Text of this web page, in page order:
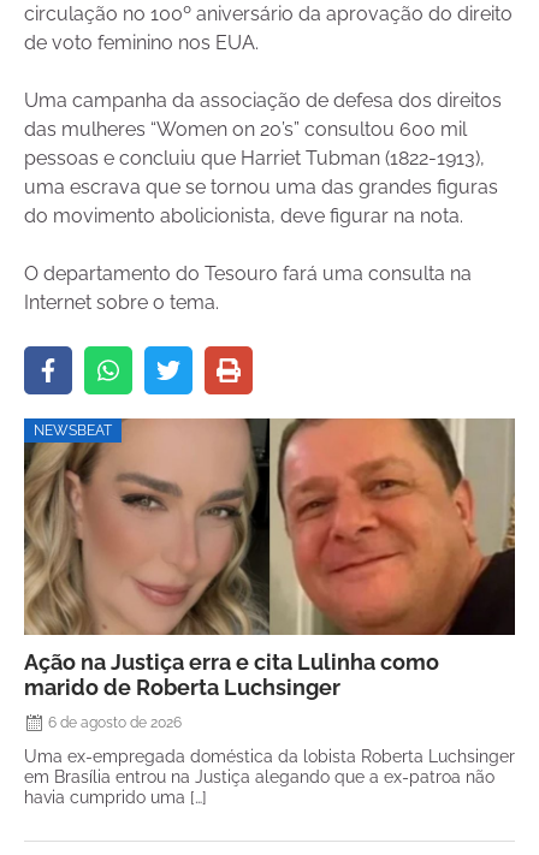
circulação no 100º aniversário da aprovação do direito
de voto feminino nos EUA.
Uma campanha da associação de defesa dos direitos
das mulheres “Women on 20’s” consultou 600 mil
pessoas e concluiu que Harriet Tubman (1822-1913),
uma escrava que se tornou uma das grandes figuras
do movimento abolicionista, deve figurar na nota.
O departamento do Tesouro fará uma consulta na
Internet sobre o tema.
NEWSBEAT
Ação na Justiça erra e cita Lulinha como
marido de Roberta Luchsinger
6 de agosto de 2026
Uma ex-empregada doméstica da lobista Roberta Luchsinger
em Brasília entrou na Justiça alegando que a ex-patroa não
havia cumprido uma […]